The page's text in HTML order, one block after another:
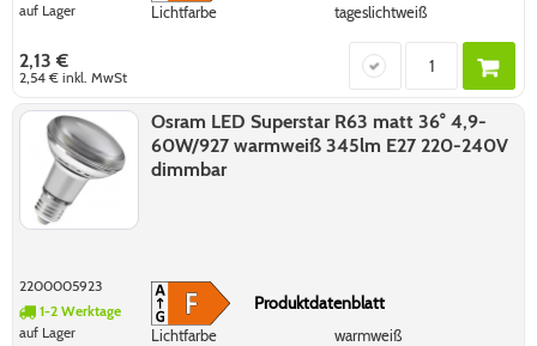
auf Lager
Lichtfarbe tageslichtweiß
2,13 €
2,54 €inkl. MwSt
Osram LED Superstar R63 matt 36° 4,9-
60W/927 warmweiß 345lm E27 220-240V
dimmbar
2200005923
1-2 Werktage
auf Lager
Produktdatenblatt
Lichtfarbe warmweiß